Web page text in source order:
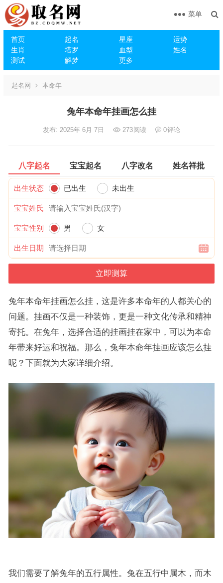
首页 起名 星座
运势
生肖
塔罗 血型
姓名
测试
解梦 更多
菜单
起名网 本命年
兔年本命年挂画怎么挂
发布: 2025年 6月 7日 273阅读 0评论
八字起名 宝宝起名 八字改名 姓名祥批
出生状态 已出生 未出生
宝宝姓氏
宝宝性别 男 女
出生日期
兔年本命年挂画怎么挂，这是许多本命年的人都关心的
问题。挂画不仅是一种装饰，更是一种文化传承和精神
寄托。在兔年，选择合适的挂画挂在家中，可以为本命
年带来好运和祝福。那么，兔年本命年挂画应该怎么挂
呢？下面就为大家详细介绍。
我们需要了解兔年的五行属性。兔在五行中属木，而木